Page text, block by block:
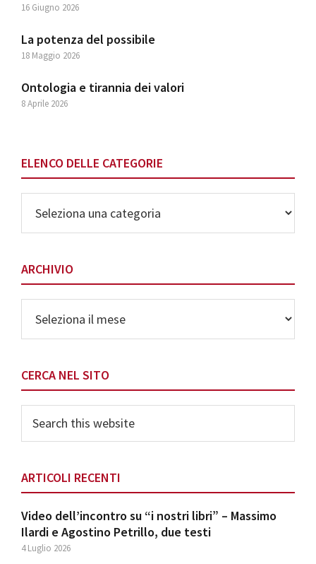
16 Giugno 2026
La potenza del possibile
18 Maggio 2026
Ontologia e tirannia dei valori
8 Aprile 2026
ELENCO DELLE CATEGORIE
delle
Categorie
ARCHIVIO
CERCA NEL SITO
this
ARTICOLI RECENTI
Video dell’incontro su “i nostri libri” – Massimo
Ilardi e Agostino Petrillo, due testi
4 Luglio 2026